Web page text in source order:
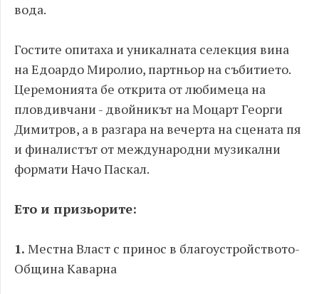
вода.
Гостите опитаха и уникалната селекция вина
на Едоардо Миролио, партньор на събитието.
Церемонията бе открита от любимеца на
пловдивчани - двойникът на Моцарт Георги
Димитров, а в разгара на вечерта на сцената пя
и финалистът от международни музикални
формати Начо Паскал.
Ето и призьорите:
1. Местна Власт с принос в благоустройството-
Община Каварна